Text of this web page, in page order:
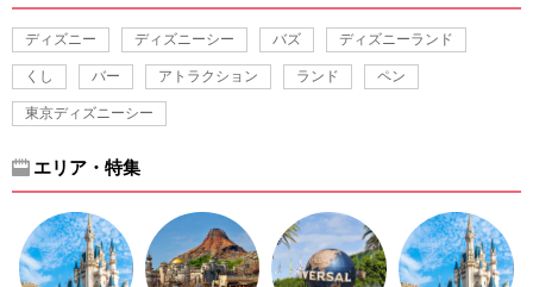
ディズニー ディズニーシー バズ ディズニーランド
くし バー アトラクション ランド ペン
東京ディズニーシー
エリア・特集